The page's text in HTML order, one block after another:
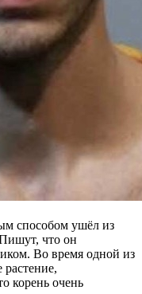
способом ушёл из
что он
Во время одной из
корень очень